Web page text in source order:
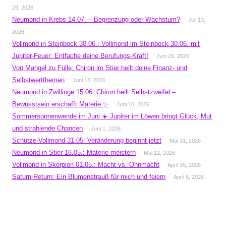
29, 2026
Neumond in Krebs 14.07. – Begrenzung oder Wachstum?
Juli 13,
2026
Vollmond in Steinbock 30.06.: Vollmond im Steinbock 30.06. mit
Jupiter-Feuer: Entfache deine Berufungs-Kraft!
Juni 29, 2026
Von Mangel zu Fülle: Chiron im Stier heilt deine Finanz- und
Selbstwertthemen
Juni 18, 2026
Neumond in Zwillinge 15.06: Chiron heilt Selbstzweifel –
Bewusstsein erschafft Materie ✨
Juni 10, 2026
Sommersonnenwende im Juni ☀️ Jupiter im Löwen bringt Glück, Mut
und strahlende Chancen
Juni 1, 2026
Schütze-Vollmond 31.05: Veränderung beginnt jetzt Mai 31, 2026
Neumond in Stier 16.05.: Materie meistern Mai 12, 2026
Vollmond in Skorpion 01.05.: Macht vs. Ohnmacht April 30, 2026
Saturn-Return: Ein Blumenstrauß für mich und feiern April 6, 2026